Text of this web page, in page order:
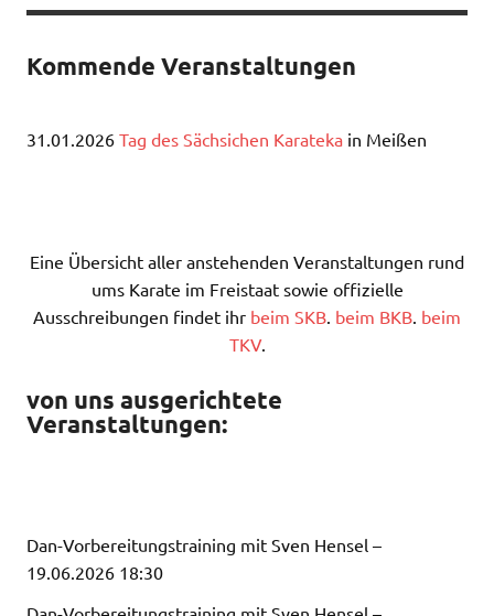
Kommende Veranstaltungen
31.01.2026 Tag des Sächsichen Karateka in Meißen
Eine Übersicht aller anstehenden Veranstaltungen rund
ums Karate im Freistaat sowie offizielle
Ausschreibungen findet ihr beim SKB. beim BKB. beim
TKV.
von uns ausgerichtete
Veranstaltungen:
Dan-Vorbereitungstraining mit Sven Hensel –
19.06.2026 18:30